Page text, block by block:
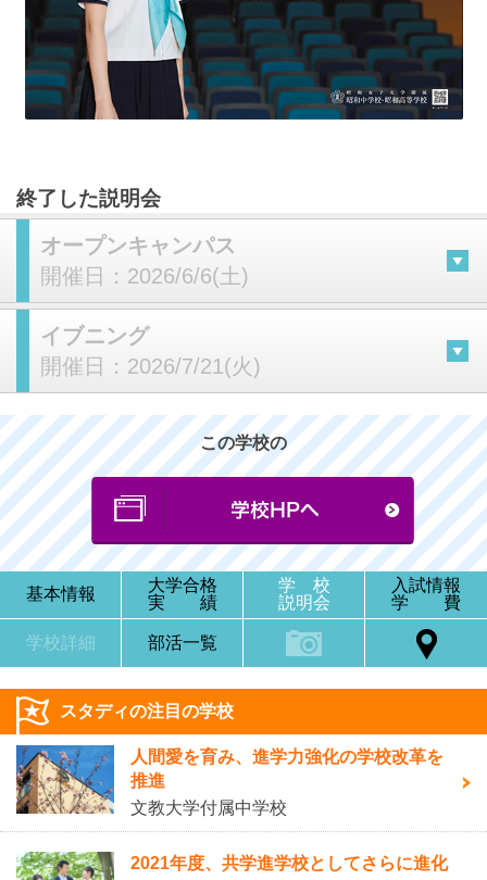
終了した説明会
オープンキャンパス
開催日： 2026/6/6(土)
イブニング
開催日： 2026/7/21(火)
この学校の
基本情報
大学合格
実 績
学 校
説明会
入試情報
学 費
学校詳細 部活一覧
スタディの注目の学校
人間愛を育み、進学力強化の学校改革を
推進
文教大学付属中学校
2021年度、共学進学校としてさらに進化